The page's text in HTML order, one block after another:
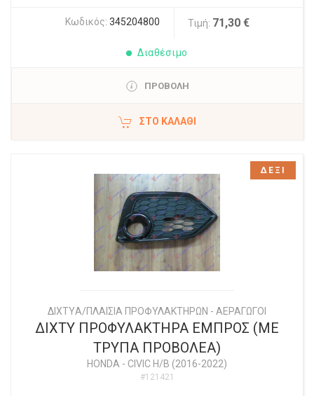
Κωδικός: 345204800 Τιμή: 71,30 €
Διαθέσιμο
ΠΡΟΒΟΛΗ
ΣΤΟ ΚΑΛΆΘΙ
ΔΙΧΤYΑ/ΠΛΑΙΣΙΑ ΠΡΟΦΥΛΑΚΤΗΡΩΝ - ΑΕΡΑΓΩΓΟΙ
ΔΙΧΤΥ ΠΡΟΦΥΛΑΚΤΗΡΑ ΕΜΠΡΟΣ (ΜΕ
ΤΡΥΠΑ ΠΡΟΒΟΛΕΑ)
HONDA - CIVIC H/B (2016-2022)
#121421
ΔΕΞΙ